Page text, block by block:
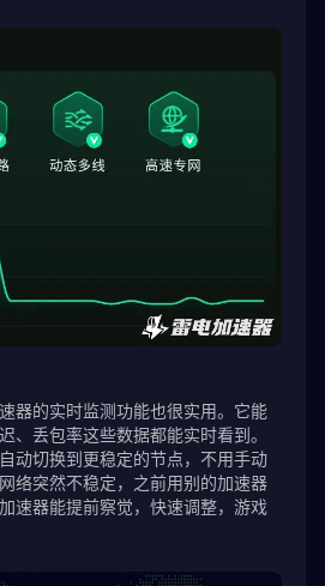
器的实时监测功能也很实用。它能
、丢包率这些数据都能实时看到。
动切换到更稳定的节点，不用手动
络突然不稳定，之前用别的加速器
速器能提前察觉，快速调整，游戏